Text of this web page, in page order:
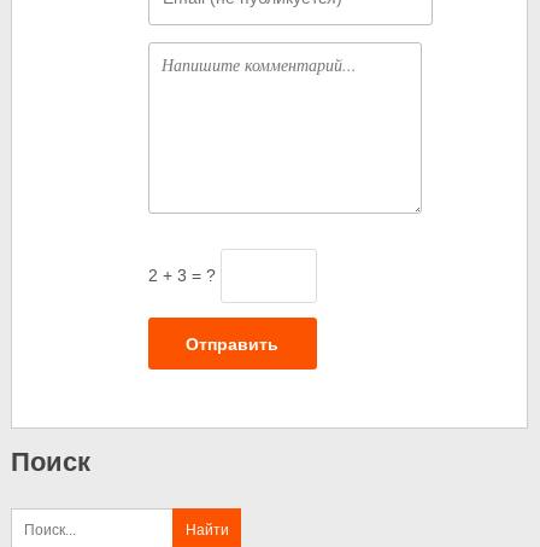
2 + 3 = ?
Отправить
Поиск